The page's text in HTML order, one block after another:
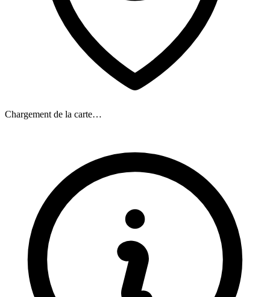
Chargement de la carte…